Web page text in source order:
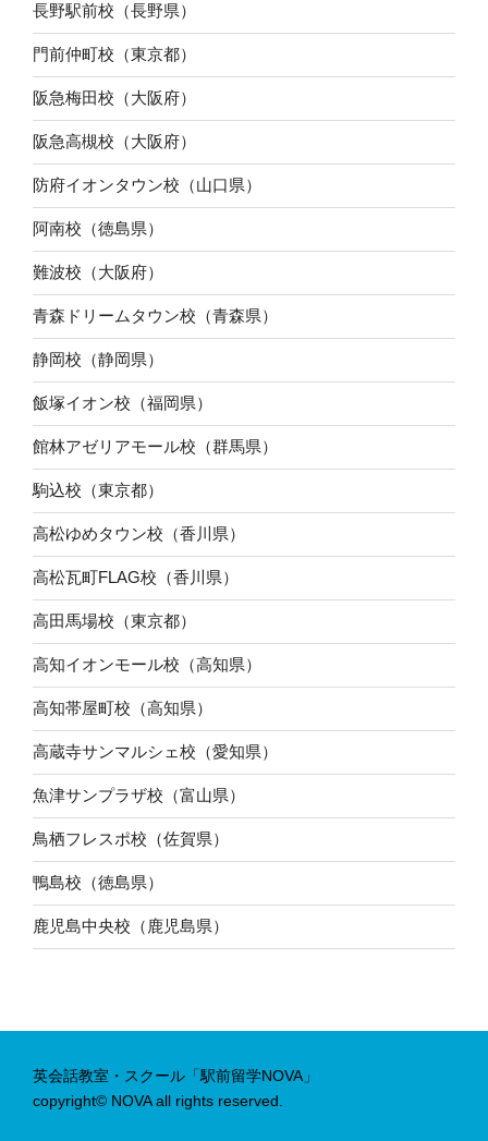
長野駅前校（長野県）
門前仲町校（東京都）
阪急梅田校（大阪府）
阪急高槻校（大阪府）
防府イオンタウン校（山口県）
阿南校（徳島県）
難波校（大阪府）
青森ドリームタウン校（青森県）
静岡校（静岡県）
飯塚イオン校（福岡県）
館林アゼリアモール校（群馬県）
駒込校（東京都）
高松ゆめタウン校（香川県）
高松瓦町FLAG校（香川県）
高田馬場校（東京都）
高知イオンモール校（高知県）
高知帯屋町校（高知県）
高蔵寺サンマルシェ校（愛知県）
魚津サンプラザ校（富山県）
鳥栖フレスポ校（佐賀県）
鴨島校（徳島県）
鹿児島中央校（鹿児島県）
英会話教室・スクール「駅前留学NOVA」
copyright© NOVA all rights reserved.